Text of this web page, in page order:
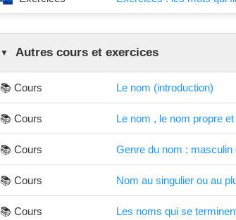
Autres cours et exercices
📚 Cours Le nom (introduction)
📚 Cours Le nom , le nom propre
📚 Cours Genre du nom : masculin
📚 Cours Nom au singulier ou au
📚 Cours Les noms qui se